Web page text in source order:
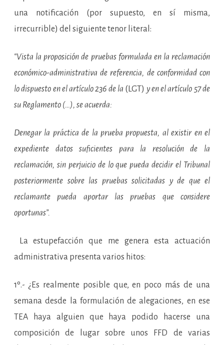
una notificación (por supuesto, en sí misma,
irrecurrible) del siguiente tenor literal:
“Vista la proposición de pruebas formulada en la reclamación
económico-administrativa de referencia, de conformidad con
lo dispuesto en el artículo 236 de la (LGT) y en el artículo 57 de
su Reglamento (…), se acuerda:
Denegar la práctica de la prueba propuesta, al existir en el
expediente datos suficientes para la resolución de la
reclamación, sin perjuicio de lo que pueda decidir el Tribunal
posteriormente sobre las pruebas solicitadas y de que el
reclamante pueda aportar las pruebas que considere
oportunas”.
La estupefacción que me genera esta actuación
administrativa presenta varios hitos:
1º.- ¿Es realmente posible que, en poco más de una
semana desde la formulación de alegaciones, en ese
TEA haya alguien que haya podido hacerse una
composición de lugar sobre unos FFD de varias